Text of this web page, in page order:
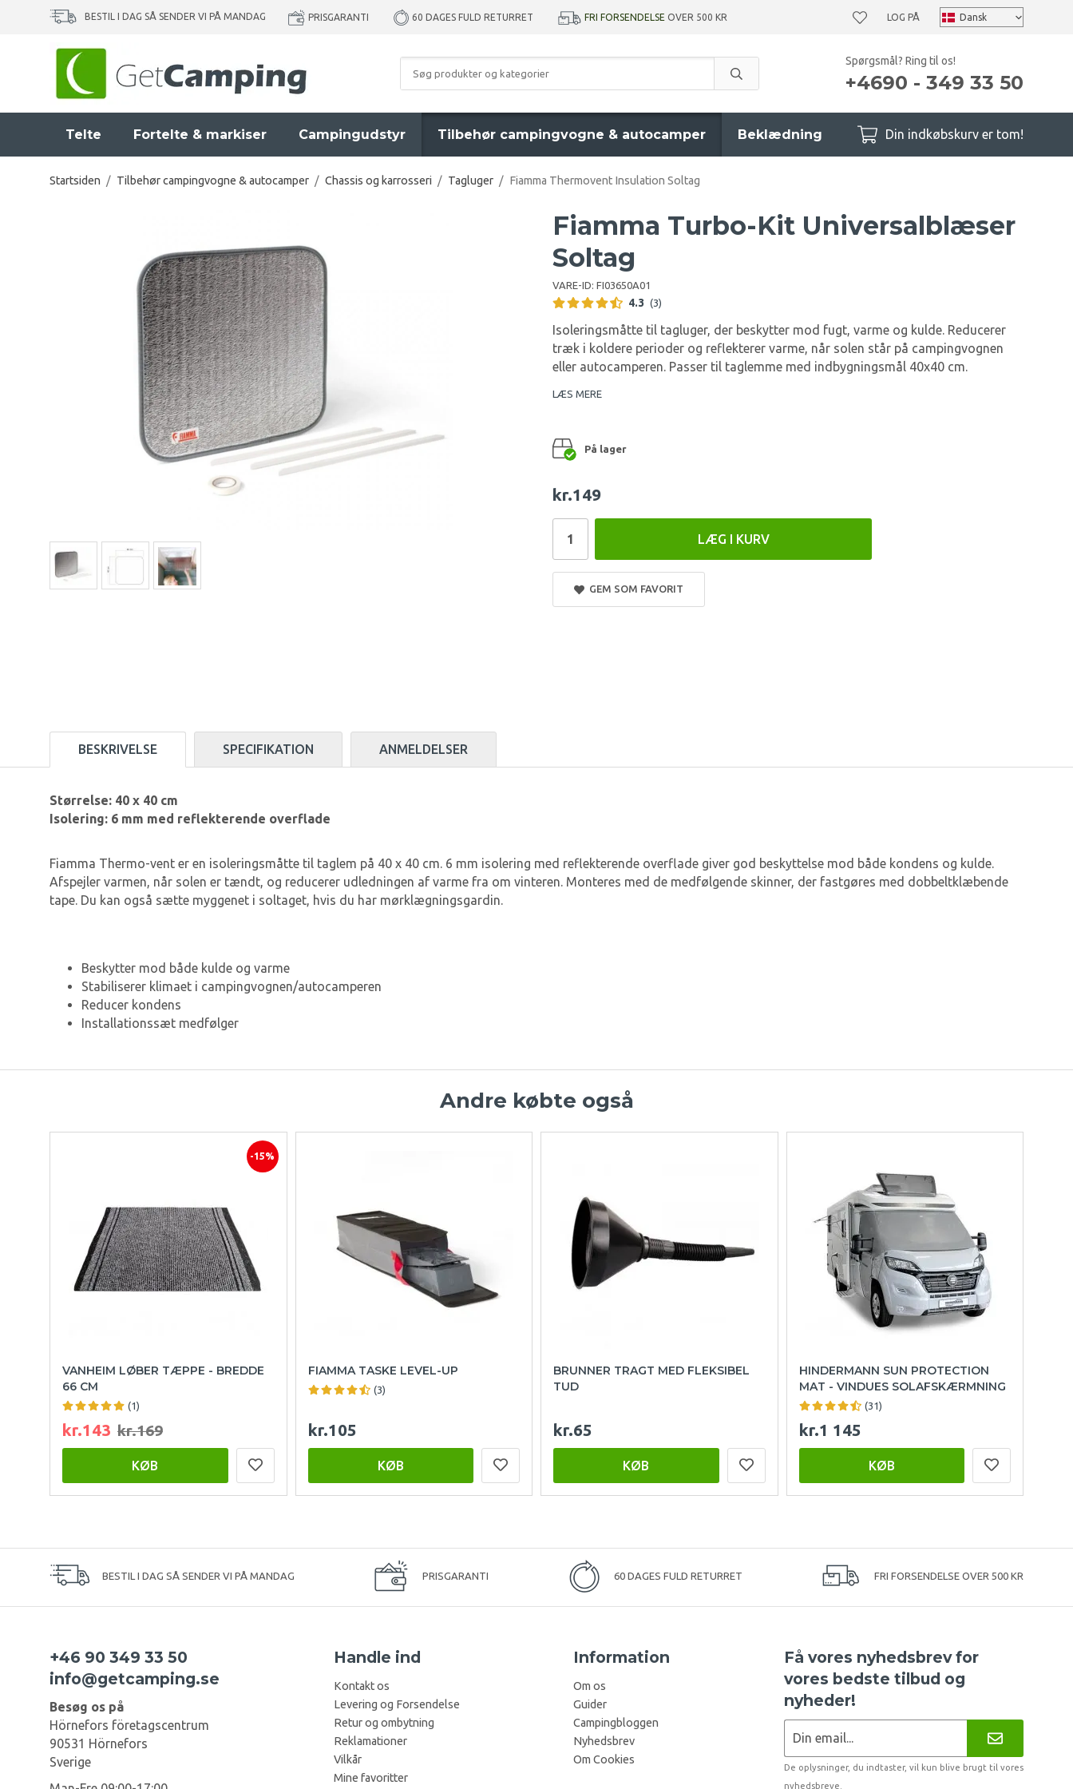
BESTIL I DAG SÅ SENDER VI PÅ MANDAG PRISGARANTI 60 DAGES FULD RETURRET FRI FORSENDELSE OVER 500 KR LOG PÅ
Spørgsmål? Ring til os!
+4690 - 349 33 50
Telte Fortelte & markiser Campingudstyr Tilbehør campingvogne & autocamper Beklædning Din indkøbskurv er tom!
Startsiden / Tilbehør campingvogne & autocamper / Chassis og karrosseri / Tagluger / Fiamma Thermovent Insulation Soltag
Fiamma Turbo-Kit Universalblæser
Soltag
VARE-ID: FI03650A01
4.3 (3)
Isoleringsmåtte til tagluger, der beskytter mod fugt, varme og kulde. Reducerer
træk i koldere perioder og reflekterer varme, når solen står på campingvognen
eller autocamperen. Passer til taglemme med indbygningsmål 40x40 cm.
LÆS MERE
På lager
kr.149
LÆG I KURV
GEM SOM FAVORIT
BESKRIVELSE SPECIFIKATION ANMELDELSER
Størrelse: 40 x 40 cm
Isolering: 6 mm med reflekterende overflade
Fiamma Thermo-vent er en isoleringsmåtte til taglem på 40 x 40 cm. 6 mm isolering med reflekterende overflade giver god beskyttelse mod både kondens og kulde.
Afspejler varmen, når solen er tændt, og reducerer udledningen af ​​varme fra om vinteren. Monteres med de medfølgende skinner, der fastgøres med dobbeltklæbende
tape. Du kan også sætte myggenet i soltaget, hvis du har mørklægningsgardin.
Beskytter mod både kulde og varme
Stabiliserer klimaet i campingvognen/autocamperen
Reducer kondens
Installationssæt medfølger
Andre købte også
-15%
VANHEIM LØBER TÆPPE - BREDDE
66 CM
(1)
kr.143 kr.169
KØB
FIAMMA TASKE LEVEL-UP
(3)
kr.105
KØB
BRUNNER TRAGT MED FLEKSIBEL
TUD
kr.65
KØB
HINDERMANN SUN PROTECTION
MAT - VINDUES SOLAFSKÆRMNING
(31)
kr.1 145
KØB
BESTIL I DAG SÅ SENDER VI PÅ MANDAG PRISGARANTI 60 DAGES FULD RETURRET FRI FORSENDELSE OVER 500 KR
+46 90 349 33 50
info@getcamping.se
Besøg os på
Hörnefors företagscentrum
90531 Hörnefors
Sverige
Handle ind
Kontakt os
Levering og Forsendelse
Retur og ombytning
Reklamationer
Vilkår
Mine favoritter
Information
Om os
Guider
Campingbloggen
Nyhedsbrev
Om Cookies
Få vores nyhedsbrev for
vores bedste tilbud og
nyheder!
De oplysninger, du indtaster, vil kun blive brugt til vores
nyhedsbreve.